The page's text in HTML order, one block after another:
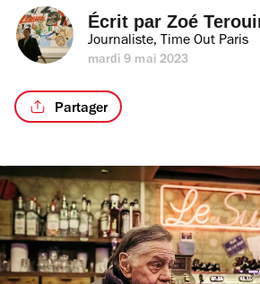
Écrit par Zoé
Journaliste, Time Out Paris
mardi 9 mai 2023
Partager